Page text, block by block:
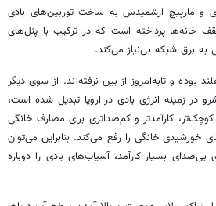
و مارپیچ ارشمیدس به ساخت توربین‌های بادی
پرداخته است که در ترکیب با پنل‌های
به برق شبکه بی‌نیاز می‌کند.
بوده و تابه‌امروز از بین نرفته‌اند. از سوی دیگر
در زمینه انرژی بادی در اروپا تبدیل شده است،
کوچک‌تر، کارآمدتر و کم‌صداتری برای مصارف خانگی
خورشیدی خانگی را رفع می‌کند. بنابراین می‌توان
بی‌صدای بسیار کارآمد، آسیاب‌های بادی را دوباره